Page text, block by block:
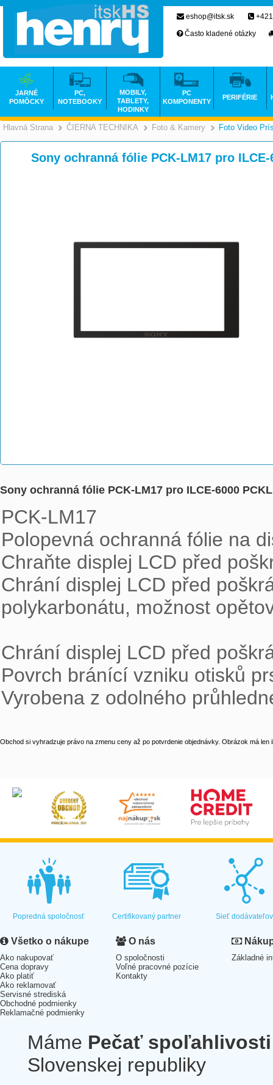
Hlavná Strana >
ČIERNA TECHNIKA >
Foto & Kamery Foto Video
Sony ochranná fólie PCK-LM17 pro ILCE-
Sony ochranná fólie PCK-LM17 pro ILCE-6000
PCK-LM17
Polopevná ochranná fólie na
Chraňte displej LCD před
Chrání displej LCD před
polykarbonátu, možnost
Chrání displej LCD před
Povrch bránící vzniku otisků
Vyrobena z odolného
Obchod si vyhradzuje právo na zmenu ceny až po potvrdenie objednávky. Obrázok má len
eshop@itsk.sk
Často kladené otázky
JARNÉ
POMÔCKY
PC,
NOTEBOOKY
MOBILY,
TABLETY,
HODINKY
PC
KOMPONENTY
PERIFÉRIE
Popredná spoločnosť Certifikovaný partner Sieť dodávateľov
Všetko o nákupe
Ako nakupovať
Cena dopravy
Ako platiť
Ako reklamovať
Servisné strediská
Obchodné podmienky
Reklamačné podmienky
O nás
O spoločnosti
Voľné pracovné pozície
Kontakty
Základné
Máme Pečať spoľahlivosti
Slovenskej republiky